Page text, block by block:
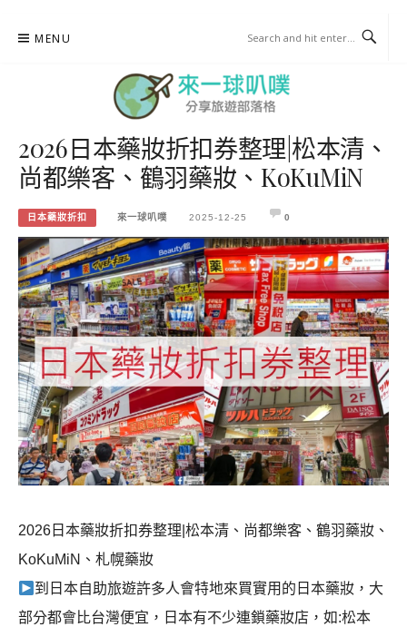
MENU
來一球叭噗
分享日本自助部落格
2026日本藥妝折扣券整理|松本清、
尚都樂客、鶴羽藥妝、KoKuMiN
日本藥妝折扣 來一球叭噗 2025-12-25 0
2026日本藥妝折扣券整理|松本清、尚都樂客、鶴羽藥妝、
KoKuMiN、札幌藥妝
到日本自助旅遊許多人會特地來買實用的日本藥妝，大
部分都會比台灣便宜，日本有不少連鎖藥妝店，如:松本